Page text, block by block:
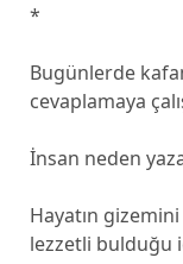
*
Bugünlerde
cevaplamaya
İnsan neden
Hayatın
lezzetli bulduğu